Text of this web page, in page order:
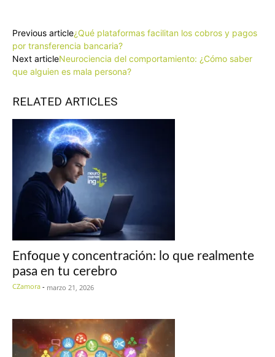
Previous article¿Qué plataformas facilitan los cobros y pagos
por transferencia bancaria?
Next articleNeurociencia del comportamiento: ¿Cómo saber
que alguien es mala persona?
RELATED ARTICLES
Enfoque y concentración: lo que realmente
pasa en tu cerebro
CZamora - marzo 21, 2026